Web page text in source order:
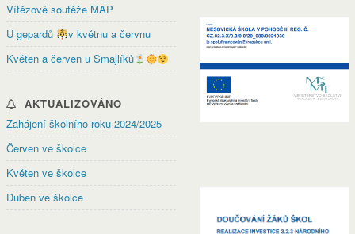
Vítězové soutěže MAP
U gepardů
v květnu a červnu
Květen a červen u Smajlíků
AKTUALIZOVÁNO
Zahájení školního roku 2024/2025
Červen ve školce
Květen ve školce
Duben ve školce